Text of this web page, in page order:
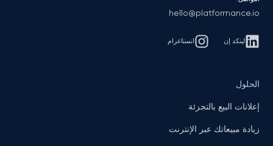
hello@platformance.io
لينكد إن انستاغرام
الحلول
إعلانات البيع بالتجزئة
زيادة مبيعاتك عبر الإنترنت